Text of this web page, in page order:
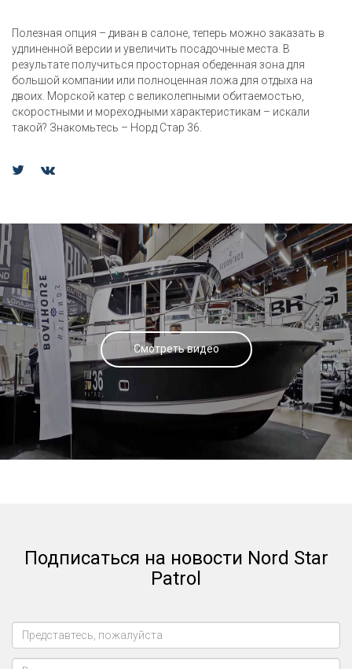
Полезная опция – диван в салоне, теперь можно заказать в
удлиненной версии и увеличить посадочные места. В
результате получиться просторная обеденная зона для
большой компании или полноценная ложа для отдыха на
двоих. Морской катер с великолепными обитаемостью,
скоростными и мореходными характеристикам – искали
такой? Знакомьтесь – Норд Стар 36.
Смотреть видео
Подписаться на новости Nord Star
Patrol